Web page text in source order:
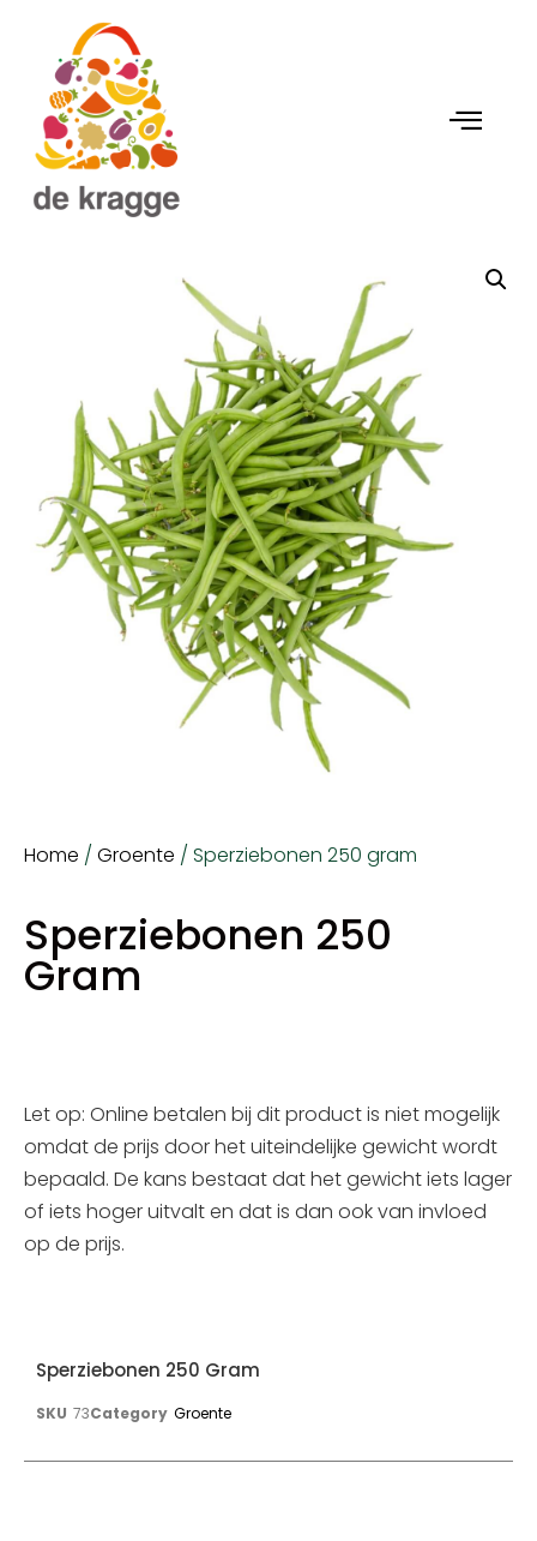
Home / Groente / Sperziebonen 250 gram
Sperziebonen 250
Gram
Let op: Online betalen bij dit product is niet mogelijk
omdat de prijs door het uiteindelijke gewicht wordt
bepaald. De kans bestaat dat het gewicht iets lager
of iets hoger uitvalt en dat is dan ook van invloed
op de prijs.
Sperziebonen 250 Gram
SKU 73Category Groente